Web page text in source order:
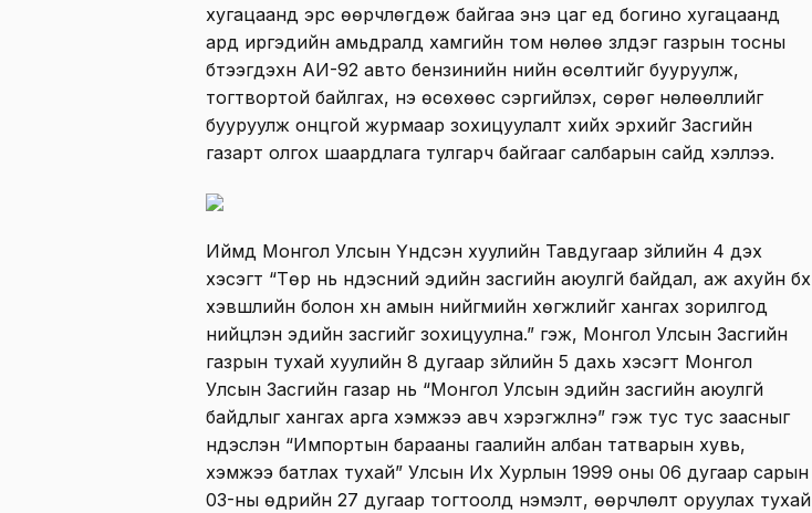
хугацаанд эрс өөрчлөгдөж байгаа энэ цаг үед богино хугацаанд
ард иргэдийн амьдралд хамгийн том нөлөө үзүүлдэг газрын тосны
бүтээгдэхүүн АИ-92 авто бензинийн үнийн өсөлтийг бууруулж,
тогтвортой байлгах, үнэ өсөхөөс сэргийлэх, cөpөг нөлөөллийг
бууруулж онцгой журмаар зохицуулалт хийх эрхийг Засгийн
газарт олгох шаардлага тулгарч байгааг салбарын сайд хэллээ.
Иймд Монгол Улсын Үндсэн хуулийн Тавдугаар зүйлийн 4 дэх
хэсэгт “Төр нь үндэсний эдийн засгийн аюулгүй байдал, аж ахуйн бүх
хэвшлийн болон хүн амын нийгмийн хөгжлийг хангах зорилгод
нийцүүлэн эдийн засгийг зохицуулна.” гэж, Монгол Улсын Засгийн
газрын тухай хуулийн 8 дугаар зүйлийн 5 дахь хэсэгт Монгол
Улсын Засгийн газар нь “Монгол Улсын эдийн засгийн аюулгүй
байдлыг хангах арга хэмжээ авч хэрэгжүүлнэ” гэж тус тус заасныг
үндэслэн “Импортын барааны гаалийн албан татварын хувь,
хэмжээ батлах тухай” Улсын Их Хурлын 1999 оны 06 дугаар сарын
03-ны өдрийн 27 дугаар тогтоолд нэмэлт, өөрчлөлт оруулах тухай